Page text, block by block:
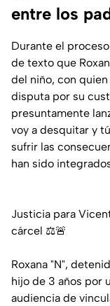
entre los
Durante el
de texto que
del niño, con
disputa por su
presuntamente
voy a desquitar y
sufrir las
han sido
Justicia para
cárcel ⚖️🚨
Roxana "N",
hijo de 3 años por
audiencia de